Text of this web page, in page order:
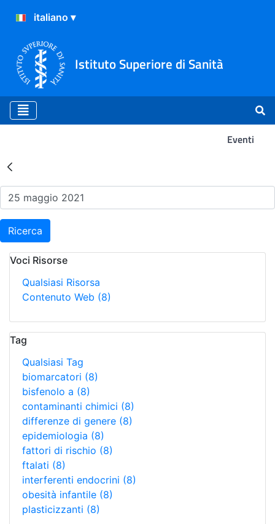
Istituto Superiore di Sanità
Eventi
Risultati della Ricerca -
Ricerca
Voci Risorse
Qualsiasi Risorsa
Contenuto Web (8)
Tag
Qualsiasi Tag
biomarcatori (8)
bisfenolo a (8)
contaminanti chimici (8)
differenze di genere (8)
epidemiologia (8)
fattori di rischio (8)
ftalati (8)
interferenti endocrini (8)
obesità infantile (8)
plasticizzanti (8)